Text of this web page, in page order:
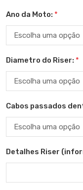
Ano da Moto: *
Diametro do Riser: *
Cabos passados
Detalhes Riser